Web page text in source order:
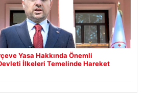
Yasa Hakkında Önemli
İlkeleri Temelinde Hareket